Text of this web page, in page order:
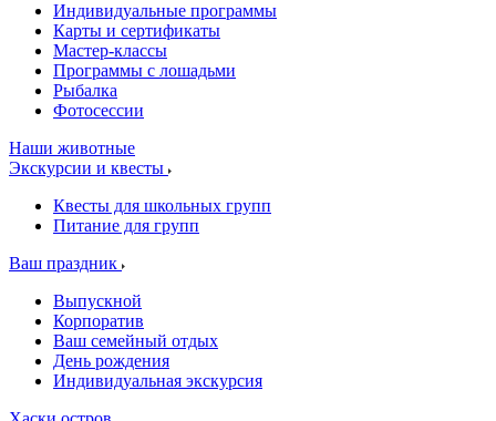
Индивидуальные программы
Карты и сертификаты
Мастер-классы
Программы с лошадьми
Рыбалка
Фотосессии
Наши животные
Экскурсии и квесты
Квесты для школьных групп
Питание для групп
Ваш праздник
Выпускной
Корпоратив
Ваш семейный отдых
День рождения
Индивидуальная экскурсия